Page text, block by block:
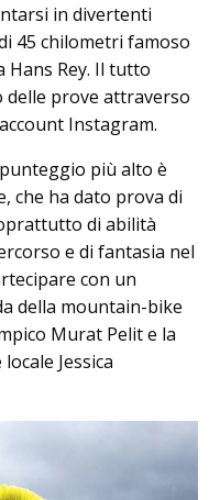
in divertenti
45 chilometri famoso
Hans Rey. Il tutto
prove attraverso
Instagram.
più alto è
che ha dato prova di
di abilità
e di fantasia nel
con un
della mountain-bike
Murat Pelit e la
Jessica